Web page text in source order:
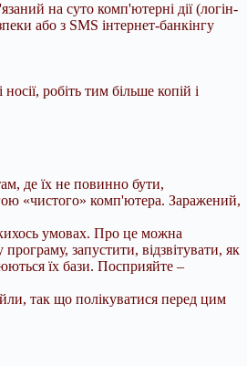
на суто комп'ютерні дії (логін-
або з SMS інтернет-банкінгу
робіть тим більше копій і
де їх не повинно бути,
«чистого» комп'ютера. Заражений,
умовах. Про це можна
запустити, відзвітувати, як
їх бази. Посприяйте –
так що полікуватися перед цим